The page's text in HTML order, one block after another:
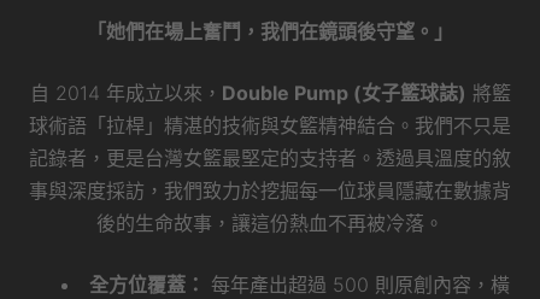
「她們在場上奮鬥，我們在鏡頭後守望。」
自 2014 年成立以來， Double Pump (女子籃球誌) 將籃
球術語「拉桿」精湛的技術與女籃精神結合。我們不只是
記錄者，更是台灣女籃最堅定的支持者。透過具溫度的敘
事與深度採訪，我們致力於挖掘每一位球員隱藏在數據背
後的生命故事，讓這份熱血不再被冷落。
全方位覆蓋： 每年產出超過 500 則原創內容，橫